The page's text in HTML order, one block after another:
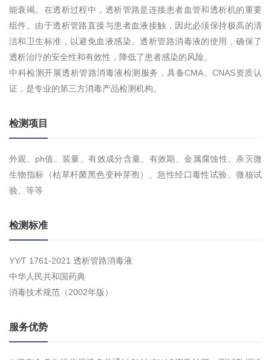
能衰竭。在透析过程中，透析管路是连接患者血管和透析机的重要
组件。由于透析管路直接与患者血液接触，因此必须保持极高的清
洁和卫生标准，以避免血液感染。透析管路消毒液的使用，确保了
透析治疗的安全性和有效性，降低了患者感染的风险。
中科检测开展透析管路消毒液检测服务，具备CMA、CNAS资质认
证，是专业的第三方消毒产品检测机构。
检测项目
外观、ph值、装量、有效成分含量、有效期、金属腐蚀性、杀灭微
生物指标（枯草杆菌黑色变种芽孢）、急性经口毒性试验、微核试
验、等等
检测标准
YY∕T 1761-2021 透析管路消毒液
中华人民共和国药典
消毒技术规范（2002年版）
服务优势